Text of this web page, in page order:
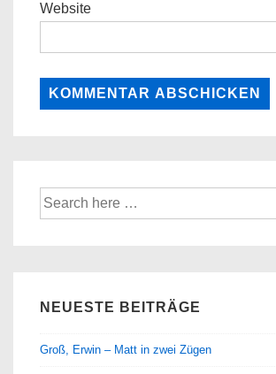
Website
Suche
nach:
NEUESTE BEITRÄGE
Groß, Erwin – Matt in zwei Zügen